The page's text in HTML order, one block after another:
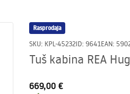
Rasprodaja
SKU: KPL-45232ID: 9641EAN:
Tuš kabina REA
669,00 €